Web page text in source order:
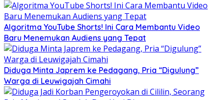
Algoritma YouTube Shorts! Ini Cara Membantu Video
Baru Menemukan Audiens yang Tepat
Diduga Minta Japrem ke Pedagang, Pria “Digulung”
Warga di Leuwigajah Cimahi